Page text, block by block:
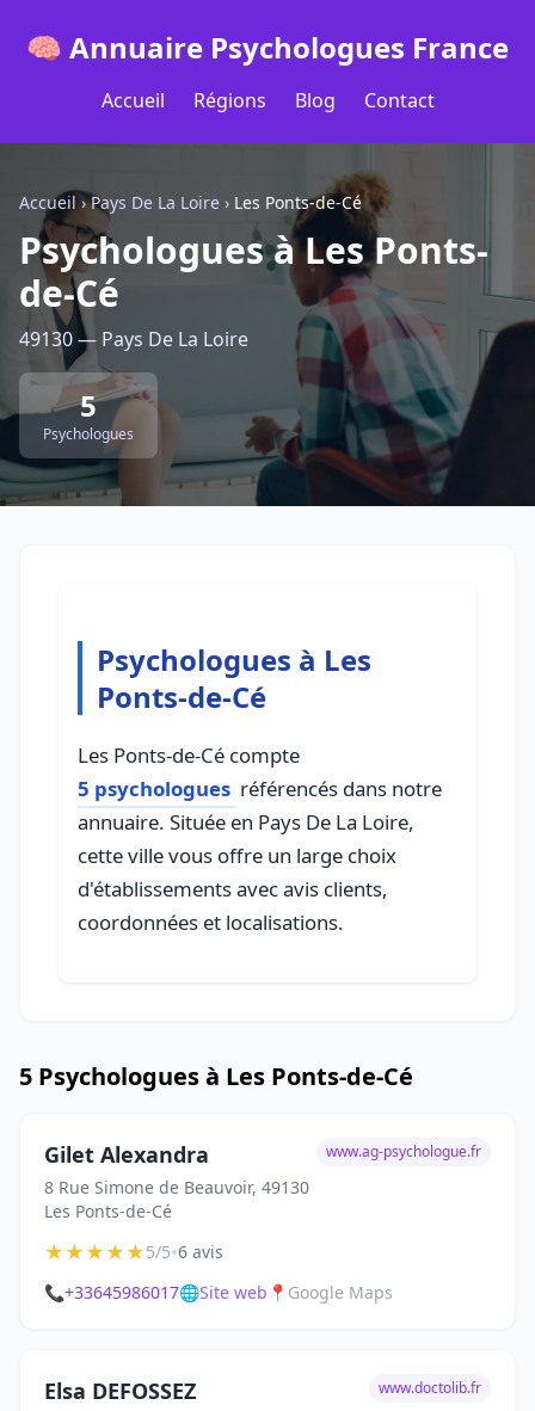
🧠 Annuaire Psychologues France
Accueil Régions Blog Contact
Accueil ›Pays De La Loire › Les Ponts-de-Cé
Psychologues à Les Ponts-
de-Cé
49130 — Pays De La Loire
5
Psychologues
Psychologues à Les
Ponts-de-Cé
Les Ponts-de-Cé compte
5 psychologues référencés dans notre
annuaire. Située en Pays De La Loire,
cette ville vous offre un large choix
d'établissements avec avis clients,
coordonnées et localisations.
5 Psychologues à Les Ponts-de-Cé
Gilet Alexandra
8 Rue Simone de Beauvoir, 49130
Les Ponts-de-Cé
www.ag-psychologue.fr
★★★★★5/5•6 avis
📞+33645986017🌐Site web 📍 Google Maps
Elsa DEFOSSEZ www.doctolib.fr